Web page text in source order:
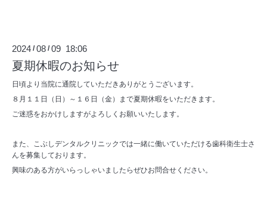
2024 /08 /09 18:06
夏期休暇のお知らせ
日頃より当院に通院していただきありがとうございます。
８月１１日（日）～１６日（金）まで夏期休暇をいただきます。
ご迷惑をおかけしますがよろしくお願いいたします。
また、こぶしデンタルクリニックでは一緒に働いていただける歯科衛生士さ
んを募集しております。
興味のある方がいらっしゃいましたらぜひお問合せください。